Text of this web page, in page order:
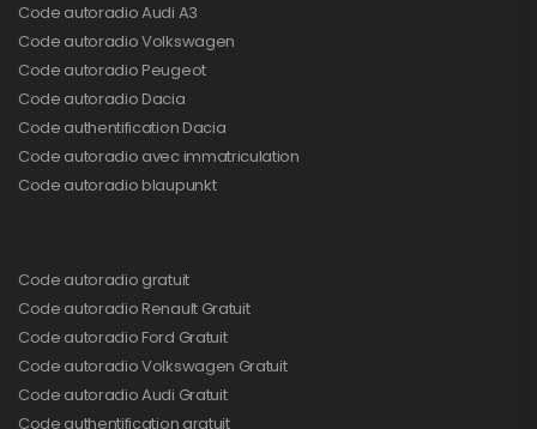
Code autoradio Audi A3
Code autoradio Volkswagen
Code autoradio Peugeot
Code autoradio Dacia
Code authentification Dacia
Code autoradio avec immatriculation
Code autoradio blaupunkt
Code autoradio gratuit
Code autoradio Renault Gratuit
Code autoradio Ford Gratuit
Code autoradio Volkswagen Gratuit
Code autoradio Audi Gratuit
Code authentification gratuit